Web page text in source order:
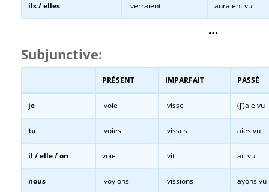
ils / elles verraient auraient vu
…
Subjunctive:
PRÉSENT IMPARFAIT PASSÉ
je voie visse (j’)aie vu
tu voies visses aies vu
il / elle / on voie vît ait vu
nous voyions vissions ayons vu